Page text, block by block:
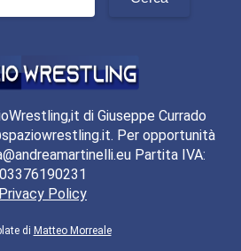
di Giuseppe Currado
Per opportunità
Partita IVA:
03376190231
Privacy Policy
di Matteo Morreale